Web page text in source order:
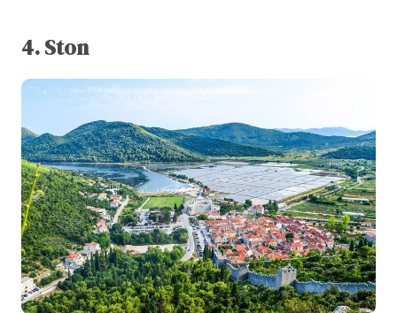
4. Ston